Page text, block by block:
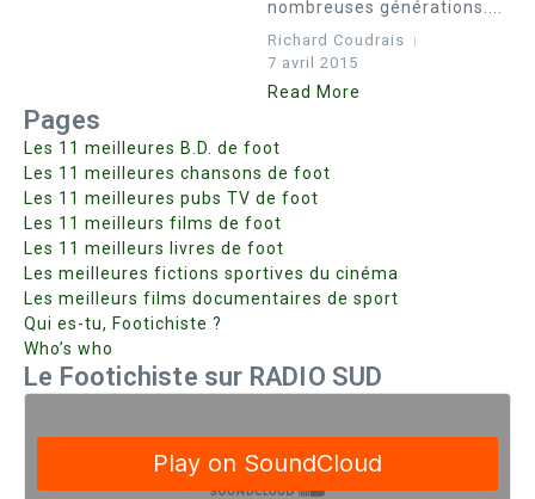
nombreuses générations....
Richard Coudrais
7 avril 2015
Read More
Pages
Les 11 meilleures B.D. de foot
Les 11 meilleures chansons de foot
Les 11 meilleures pubs TV de foot
Les 11 meilleurs films de foot
Les 11 meilleurs livres de foot
Les meilleures fictions sportives du cinéma
Les meilleurs films documentaires de sport
Qui es-tu, Footichiste ?
Who’s who
Le Footichiste sur RADIO SUD